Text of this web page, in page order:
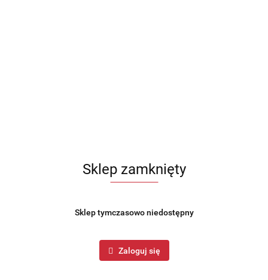
Sklep zamknięty
Sklep tymczasowo niedostępny
Zaloguj się